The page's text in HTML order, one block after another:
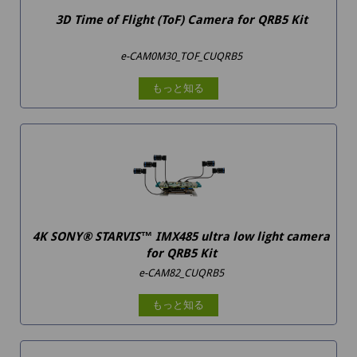
3D Time of Flight (ToF) Camera for QRB5 Kit
e-CAM0M30_TOF_CUQRB5
もっと知る
4K SONY® STARVIS™ IMX485 ultra low light camera
for QRB5 Kit
e-CAM82_CUQRB5
もっと知る